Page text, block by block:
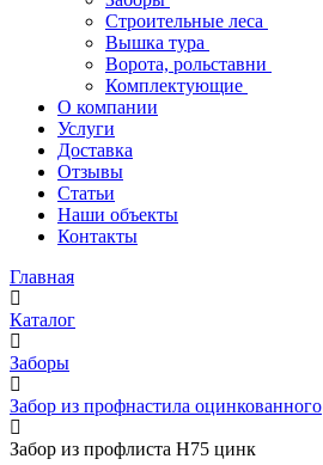
Строительные леса
Вышка тура
Ворота, рольставни
Комплектующие
О компании
Услуги
Доставка
Отзывы
Статьи
Наши объекты
Контакты
Главная
Каталог
Заборы
Забор из профнастила оцинкованного
Забор из профлиста Н75 цинк